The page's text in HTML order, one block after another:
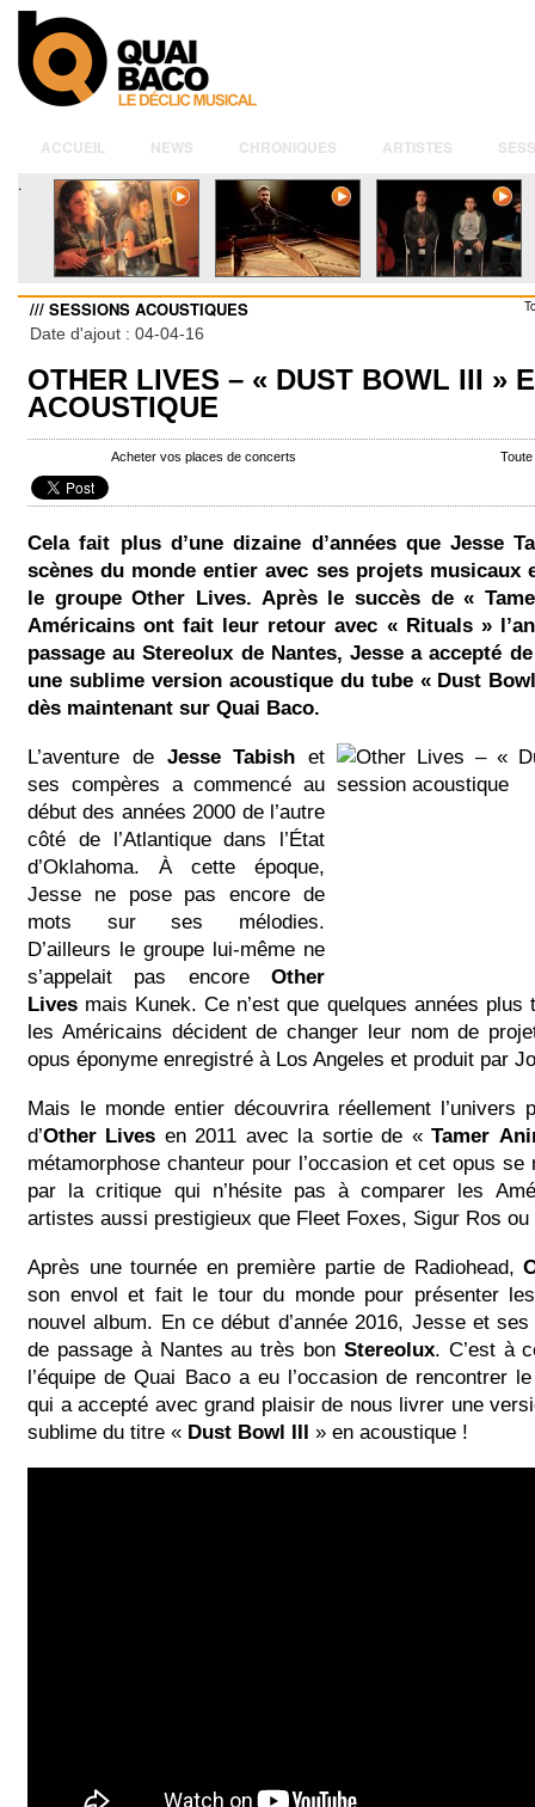
ACCUEIL NEWS CHRONIQUES ARTISTES
.
/// SESSIONS ACOUSTIQUES
Date d'ajout : 04-04-16
OTHER LIVES – « DUST BOWL III »
ACOUSTIQUE
Acheter vos places de concerts
Cela fait plus d’une dizaine d’années que Jesse
scènes du monde entier avec ses projets musicaux
le groupe Other Lives. Après le succès de «
Américains ont fait leur retour avec « Rituals »
passage au Stereolux de Nantes, Jesse a accepté
une sublime version acoustique du tube « Dust
dès maintenant sur Quai Baco.
L’aventure de Jesse Tabish et
ses compères a commencé au
début des années 2000 de l’autre
côté de l’Atlantique dans l’État
d’Oklahoma. À cette époque,
Jesse ne pose pas encore de
mots sur ses mélodies.
D’ailleurs le groupe lui-même ne
s’appelait pas encore Other
Lives mais Kunek. Ce n’est que quelques années plus
les Américains décident de changer leur nom de
opus éponyme enregistré à Los Angeles et produit par
Mais le monde entier découvrira réellement l’univers
d’Other Lives en 2011 avec la sortie de «Tamer
métamorphose chanteur pour l’occasion et cet opus se
par la critique qui n’hésite pas à comparer les
artistes aussi prestigieux que Fleet Foxes, Sigur Ros ou
Après une tournée en première partie de Radiohead,
son envol et fait le tour du monde pour présenter
nouvel album. En ce début d’année 2016, Jesse et
de passage à Nantes au très bon Stereolux. C’est à
l’équipe de Quai Baco a eu l’occasion de rencontrer
qui a accepté avec grand plaisir de nous livrer une
sublime du titre « Dust Bowl III » en acoustique !